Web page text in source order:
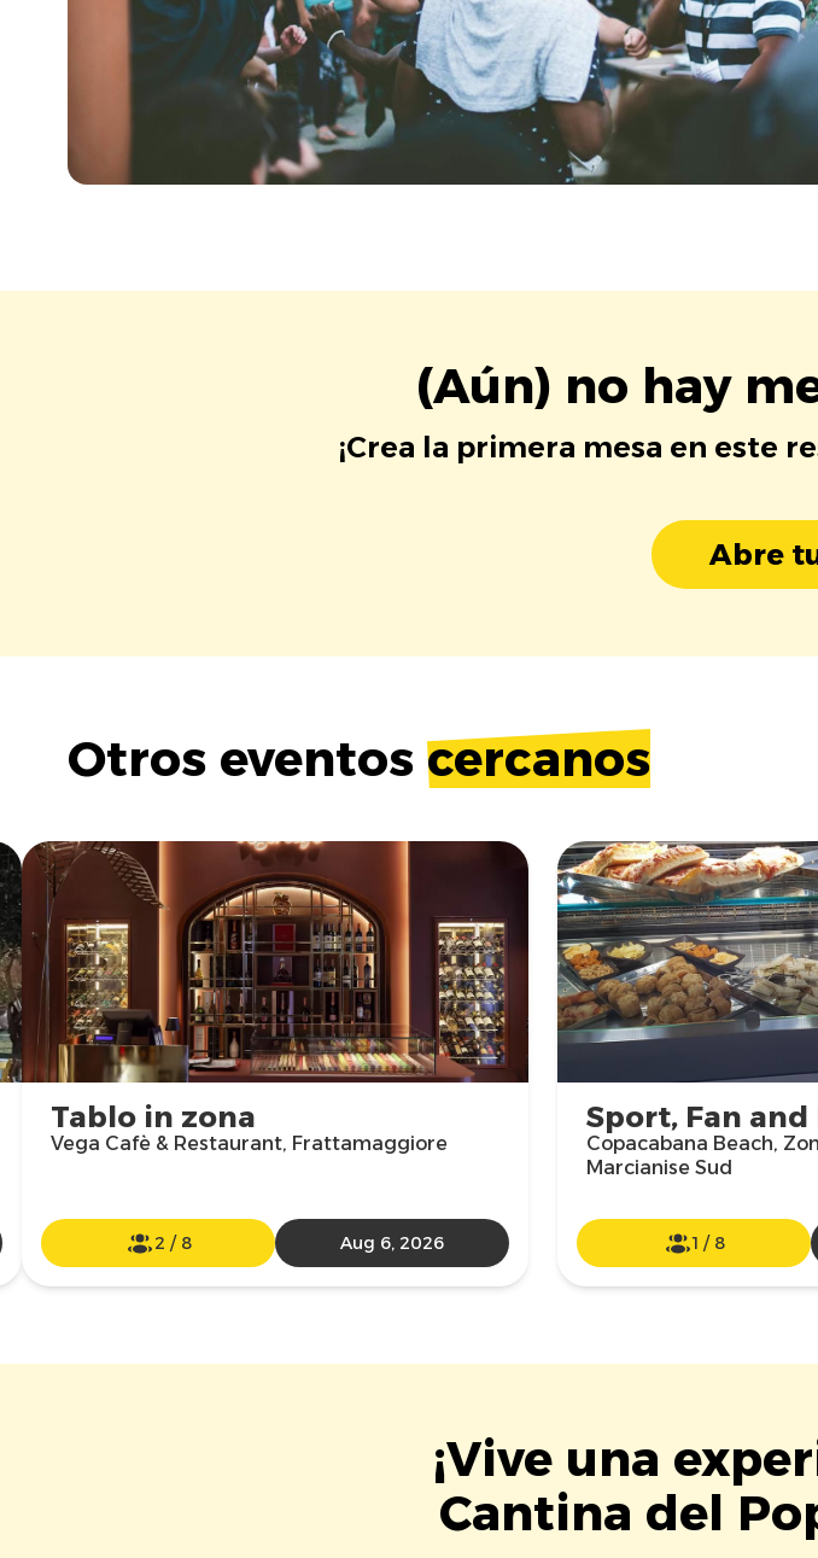
(Aún) no hay
¡Crea la primera mesa en este
Abre
Otros eventos cercanos
Sport, Fan and
Copacabana Beach,
Marcianise Sud
1 / 8
Tablo in zona
Vega Cafè & Restaurant, Frattamaggiore
2 / 8 Aug 6, 2026
¡Vive una
Cantina del